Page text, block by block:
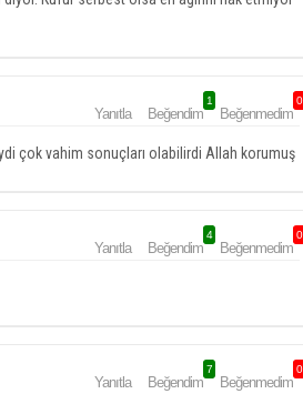
Yanıtla Beğendim
1
Beğenmedim
0
çok vahim sonuçları olabilirdi Allah korumuş
Yanıtla Beğendim
4
Beğenmedim
0
Yanıtla Beğendim
7
Beğenmedim
0